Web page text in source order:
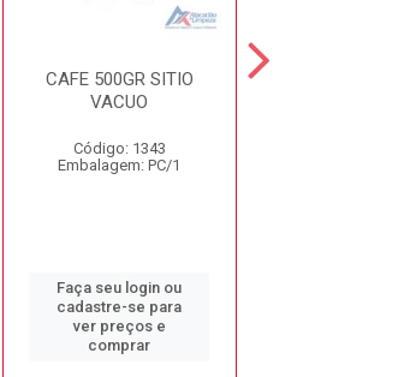
CAFE 500GR SITIO
VACUO
Código: 1343
Embalagem: PC/1
Faça seu login ou
cadastre-se para
ver preços e
comprar